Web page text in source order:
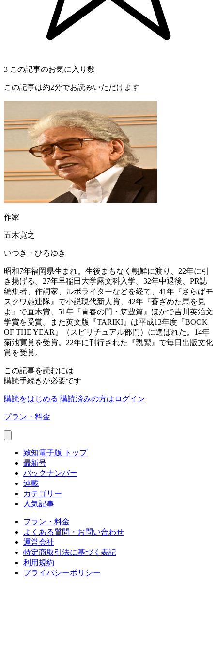
3 この記事のお気に入り数
この記事は約2分でお読みいただけます
作家
五木寛之
いつき・ひろゆき
昭和7年福岡県生まれ。生後まもなく朝鮮に渡り、22年に引
き揚げる。27年早稲田大学露文科入学。32年中退後、PR誌
編集者、作詞家、ルポライターなどを経て、41年『さらばモ
スクワ愚連隊』で小説現代新人賞、42年『蒼ざめた馬を見
よ』で直木賞、51年『青春の門・筑豊篇』ほかで吉川英治文
学賞を受賞。また英文版『TARIKI』は平成13年度『BOOK
OF THE YEAR』（スピリチュアル部門）に選ばれた。14年
菊池寛賞を受賞。22年に刊行された『親鸞』で毎日出版文化
賞を受賞。
この記事を読むには
購読手続きが必要です
購読をはじめる 購読済みの方はログイン
プラン・料金
致知電子版 トップ
最新号
バックナンバー
連載
カテゴリー
人気記事
プラン・料金
よくある質問・お問い合わせ
運営会社
特定商取引法に基づく表記
利用規約
プライバシーポリシー